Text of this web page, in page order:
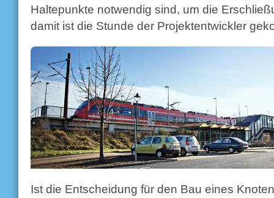
Haltepunkte notwendig sind, um die
damit ist die Stunde der Projektentwickler
Ist die Entscheidung für den Bau eines